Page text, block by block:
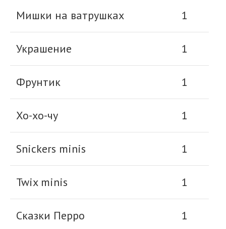
Мишки на ватрушках 1
Украшение 1
Фрунтик 1
Хо-хо-чу 1
Snickers minis 1
Twix minis 1
Сказки Перро 1